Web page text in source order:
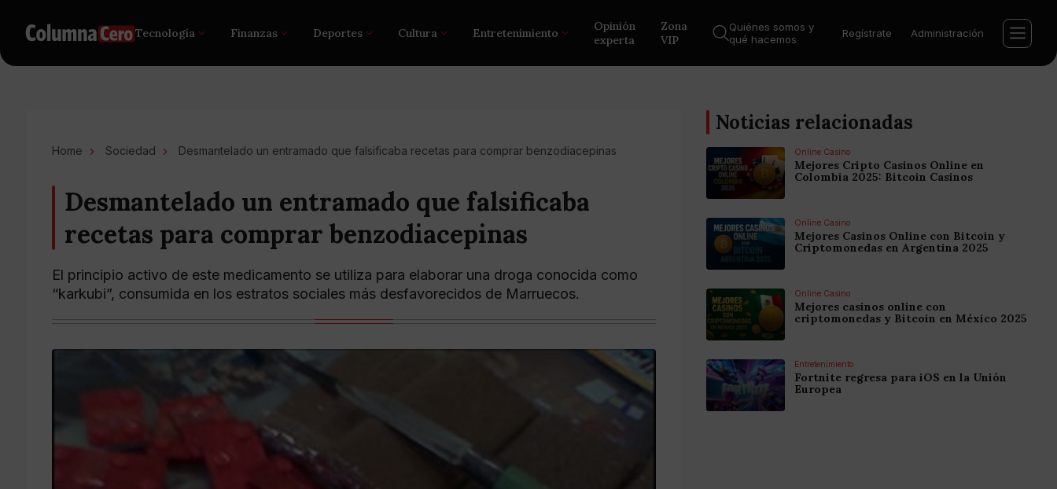
Tecnología Finanzas Deportes Cultura Entretenimiento
Opinión
experta
Zona
VIP
Quiénes somos y
qué hacemos
Regístrate Administración
Home Sociedad Desmantelado un entramado que falsificaba recetas para comprar benzodiacepinas
Desmantelado un entramado que falsificaba
recetas para comprar benzodiacepinas
El principio activo de este medicamento se utiliza para elaborar una droga conocida como
“karkubi”, consumida en los estratos sociales más desfavorecidos de Marruecos.
Noticias relacionadas
Online Casino
Mejores Cripto Casinos Online en
Colombia 2025: Bitcoin Casinos
Online Casino
Mejores Casinos Online con Bitcoin y
Criptomonedas en Argentina 2025
Online Casino
Mejores casinos online con
criptomonedas y Bitcoin en México 2025
Entretenimiento
Fortnite regresa para iOS en la Unión
Europea